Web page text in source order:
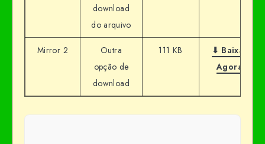
download
do arquivo
Mirror 2
Outra
opção de
download
111 KB
⬇ Baixar
Agora